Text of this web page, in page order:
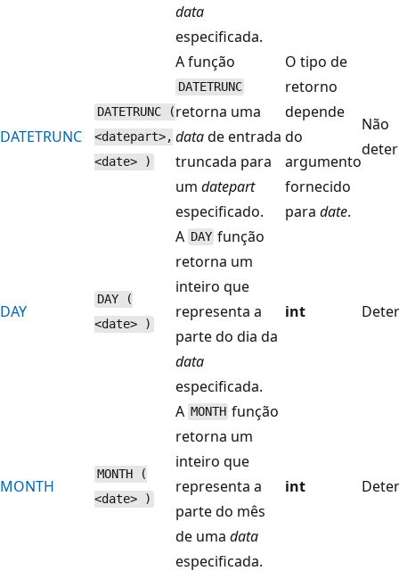
data
especificada.
DATETRUNC
DATETRUNC (
<datepart>,
<date> )
A função
DATETRUNC
retorna uma
datade entrada
truncada para
um datepart
especificado.
O tipo de
retorno
depende
do
argumento
fornecido
para date.
Não
DAY
DAY (
<date> )
A DAY função
retorna um
inteiro que
representa a
parte do dia da
data
especificada.
int
MONTH
MONTH (
<date> )
A MONTH função
retorna um
inteiro que
representa a
parte do mês
de uma data
especificada.
int